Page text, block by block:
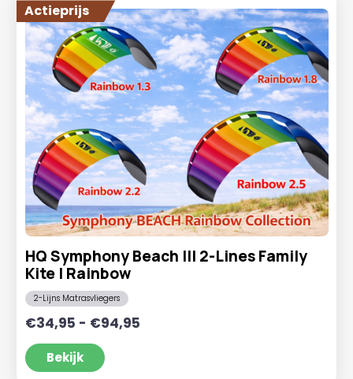
Actieprijs
HQ Symphony Beach III 2-Lines Family
Kite | Rainbow
2-Lijns Matrasvliegers
€34,95 - €94,95Prijsklasse:
Bekijk